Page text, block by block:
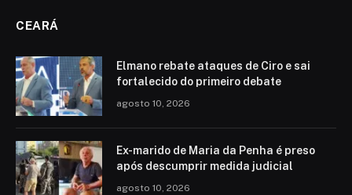
CEARÁ
Elmano rebate ataques de Ciro e sai
fortalecido do primeiro debate
agosto 10, 2026
Ex-marido de Maria da Penha é preso
após descumprir medida judicial
agosto 10, 2026